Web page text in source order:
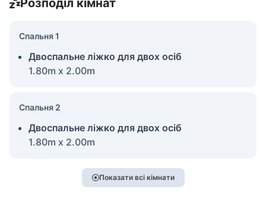
Спальня 1
Двоспальне ліжко для двох осіб
1.80m x 2.00m
Спальня 2
Двоспальне ліжко для двох осіб
1.80m x 2.00m
Показати всі кімнати